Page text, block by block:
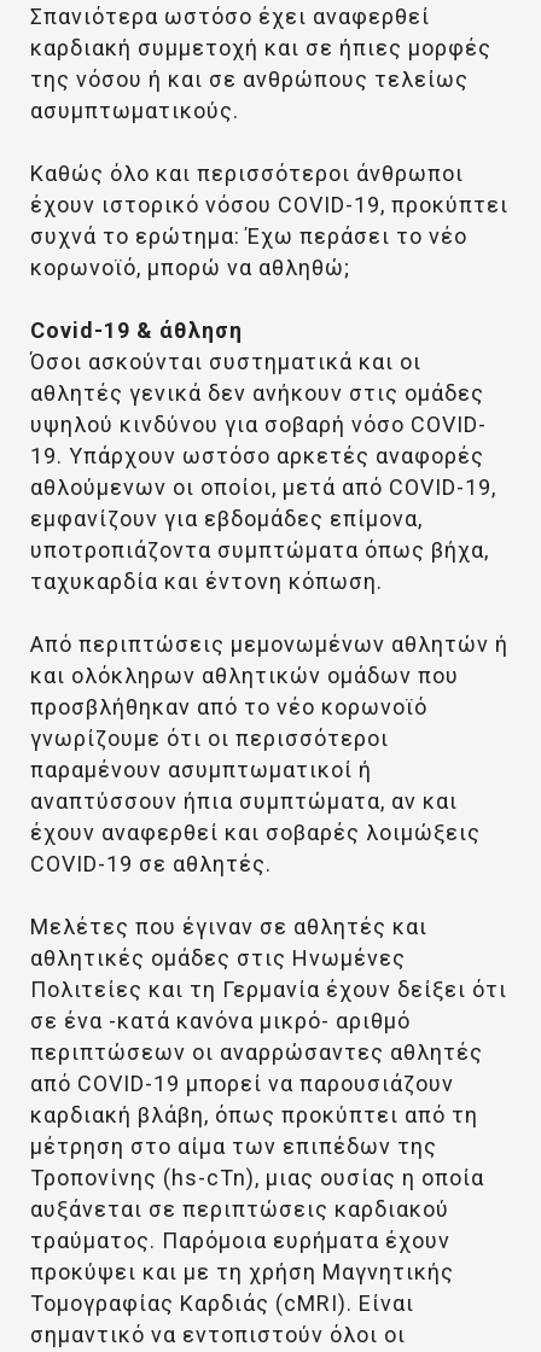
Σπανιότερα ωστόσο έχει αναφερθεί
καρδιακή συμμετοχή και σε ήπιες μορφές
της νόσου ή και σε ανθρώπους τελείως
ασυμπτωματικούς.
Καθώς όλο και περισσότεροι άνθρωποι
έχουν ιστορικό νόσου COVID-19, προκύπτει
συχνά το ερώτημα: Έχω περάσει το νέο
κορωνοϊό, μπορώ να αθληθώ;
Covid-19 & άθληση
Όσοι ασκούνται συστηματικά και οι
αθλητές γενικά δεν ανήκουν στις ομάδες
υψηλού κινδύνου για σοβαρή νόσο COVID-
19. Υπάρχουν ωστόσο αρκετές αναφορές
αθλούμενων οι οποίοι, μετά από COVID-19,
εμφανίζουν για εβδομάδες επίμονα,
υποτροπιάζοντα συμπτώματα όπως βήχα,
ταχυκαρδία και έντονη κόπωση.
Από περιπτώσεις μεμονωμένων αθλητών ή
και ολόκληρων αθλητικών ομάδων που
προσβλήθηκαν από το νέο κορωνοϊό
γνωρίζουμε ότι οι περισσότεροι
παραμένουν ασυμπτωματικοί ή
αναπτύσσουν ήπια συμπτώματα, αν και
έχουν αναφερθεί και σοβαρές λοιμώξεις
COVID-19 σε αθλητές.
Μελέτες που έγιναν σε αθλητές και
αθλητικές ομάδες στις Ηνωμένες
Πολιτείες και τη Γερμανία έχουν δείξει ότι
σε ένα -κατά κανόνα μικρό- αριθμό
περιπτώσεων οι αναρρώσαντες αθλητές
από COVID-19 μπορεί να παρουσιάζουν
καρδιακή βλάβη, όπως προκύπτει από τη
μέτρηση στο αίμα των επιπέδων της
Τροπονίνης (hs-cTn), μιας ουσίας η οποία
αυξάνεται σε περιπτώσεις καρδιακού
τραύματος. Παρόμοια ευρήματα έχουν
προκύψει και με τη χρήση Μαγνητικής
Τομογραφίας Καρδιάς (cMRI). Είναι
σημαντικό να εντοπιστούν όλοι οι